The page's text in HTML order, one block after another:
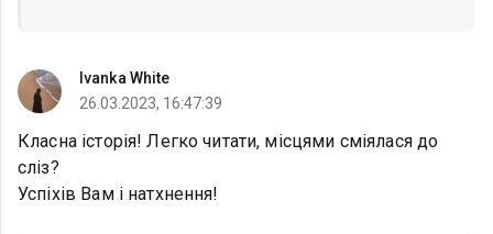
Ivanka White
26.03.2023, 16:47:39
Класна історія! Легко читати, місцями сміялася до
сліз?
Успіхів Вам і натхнення!